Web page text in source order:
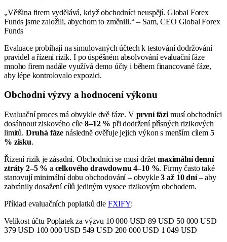
„Většina firem vydělává, když obchodníci neuspějí. Global Forex
Funds jsme založili, abychom to změnili.“ – Sam, CEO Global Forex
Funds
Evaluace probíhají na simulovaných účtech k testování dodržování
pravidel a řízení rizik. I po úspěšném absolvování evaluační fáze
mnoho firem nadále využívá demo účty i během financované fáze,
aby lépe kontrolovalo expozici.
Obchodní výzvy a hodnocení výkonu
Evaluační proces má obvykle dvě fáze. V první fázi musí obchodníci
dosáhnout ziskového cíle 8–12 % při dodržení přísných rizikových
limitů. Druhá fáze následně ověřuje jejich výkon s menším cílem 5
% zisku.
Řízení rizik je zásadní. Obchodníci se musí držet maximální denní
ztráty 2–5 % a celkového drawdownu 4–10 %. Firmy často také
stanovují minimální dobu obchodování – obvykle3 až 10 dní– aby
zabránily dosažení cílů jediným vysoce rizikovým obchodem.
Příklad evaluačních poplatků dle FXIFY:
Velikost účtu Poplatek za výzvu 10 000 USD 89 USD 50 000 USD
379 USD 100 000 USD 549 USD 200 000 USD 1 049 USD